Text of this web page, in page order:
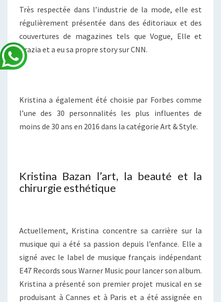
Très respectée dans l’industrie de la mode, elle est
régulièrement présentée dans des éditoriaux et des
couvertures de magazines tels que Vogue, Elle et
Grazia et a eu sa propre story sur CNN.
Kristina a également été choisie par Forbes comme
l’une des 30 personnalités les plus influentes de
moins de 30 ans en 2016 dans la catégorie Art & Style.
Kristina Bazan l’art, la beauté et la
chirurgie esthétique
Actuellement, Kristina concentre sa carrière sur la
musique qui a été sa passion depuis l’enfance. Elle a
signé avec le label de musique français indépendant
E47 Records sous Warner Music pour lancer son album.
Kristina a présenté son premier projet musical en se
produisant à Cannes et à Paris et a été assignée en